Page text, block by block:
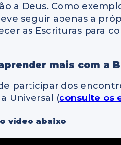
a Deus. Como
seguir apenas a
as Escrituras para
mais com a
participar dos
Universal (consulte os
vídeo abaixo